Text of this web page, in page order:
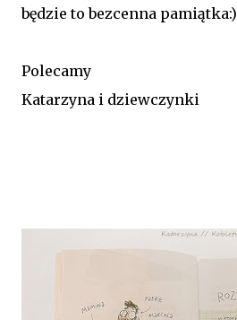
będzie to bezcenna pamiątka:)
Polecamy
Katarzyna i dziewczynki